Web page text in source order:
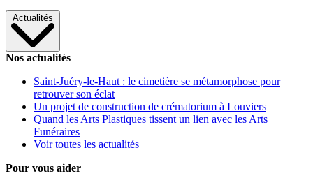
Actualités
Nos actualités
Saint-Juéry-le-Haut : le cimetière se métamorphose pour
retrouver son éclat
Un projet de construction de crématorium à Louviers
Quand les Arts Plastiques tissent un lien avec les Arts
Funéraires
Voir toutes les actualités
Pour vous aider